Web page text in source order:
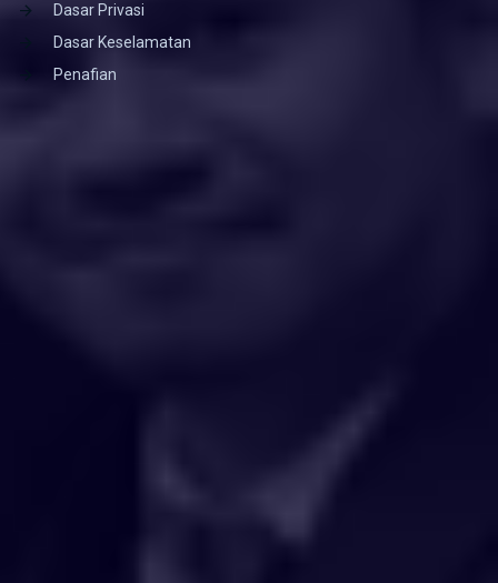
Dasar Privasi
Dasar Keselamatan
Penafian